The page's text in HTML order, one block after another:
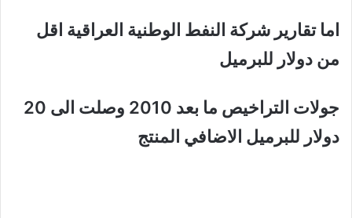
اما تقارير شركة النفط الوطنية العراقية اقل
من دولار للبرميل
جولات التراخيص ما بعد 2010 وصلت الى 20
دولار للبرميل الاضافي المنتج